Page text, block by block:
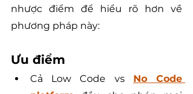
nhược điểm để hiểu rõ hơn về
phương pháp này:
Ưu điểm
Cả Low Code vs No Code